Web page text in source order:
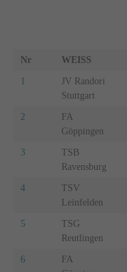
Nr WEISS
1
JV Randori
Stuttgart
2
FA
Göppingen
3
TSB
Ravensburg
4
TSV
Leinfelden
5
TSG
Reutlingen
6
FA